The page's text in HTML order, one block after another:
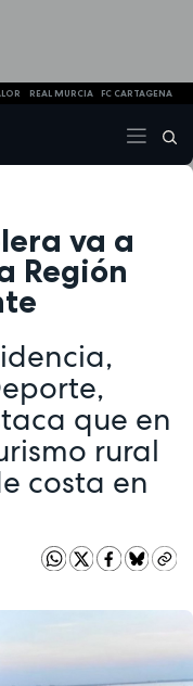
REAL MURCIA FC CARTAGENA
va a
Región
que en
rural
costa en